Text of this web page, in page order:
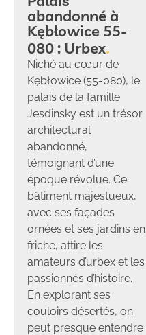
abandonné à
Kębłowice 55-
080 : Urbex
Niché au cœur de
Kębłowice (55-080), le
palais de la famille
Jesdinsky est un trésor
architectural
abandonné,
témoignant d’une
époque révolue. Ce
bâtiment majestueux,
avec ses façades
ornées et ses jardins en
friche, attire les
amateurs d’urbex et les
passionnés d’histoire.
En explorant ses
couloirs désertés, on
peut presque entendre